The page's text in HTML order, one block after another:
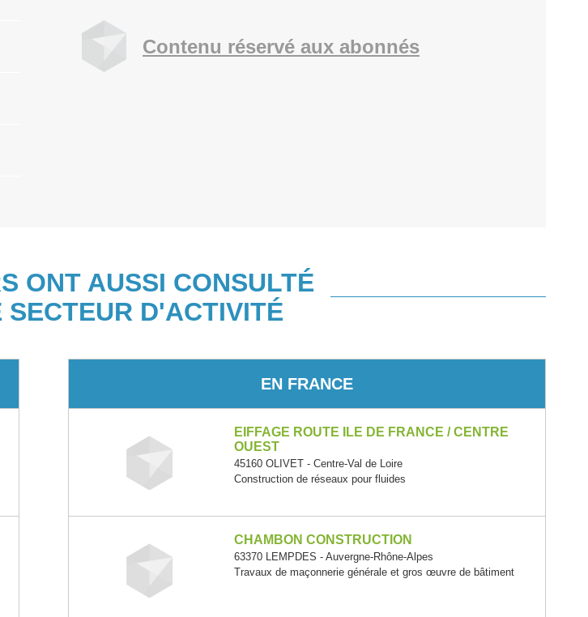
Contenu réservé aux abonnés
ONT AUSSI CONSULTÉ
D'ACTIVITÉ
EN FRANCE
EIFFAGE ROUTE ILE DE FRANCE / CENTRE
OUEST
45160 OLIVET - Centre-Val de Loire
Construction de réseaux pour fluides
CHAMBON CONSTRUCTION
63370 LEMPDES - Auvergne-Rhône-Alpes
Travaux de maçonnerie générale et gros œuvre de bâtiment